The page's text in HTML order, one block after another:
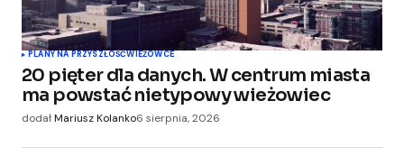
Your Name
Your E-mail*
podczas pisania kolejnych komentarzy.
PLANY NA PRZYSZŁOŚĆWIEŻOWCE
20 pięter dla danych. W centrum miasta
ma powstać nietypowy wieżowiec
dodałMariusz Kolanko6 sierpnia, 2026